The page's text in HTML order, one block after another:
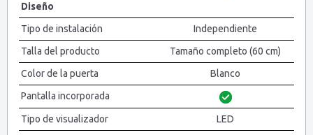
Diseño
Tipo de instalación
Independiente
Talla del producto
Tamaño completo (60 cm)
Color de la puerta
Blanco
Pantalla incorporada
Tipo de visualizador
LED